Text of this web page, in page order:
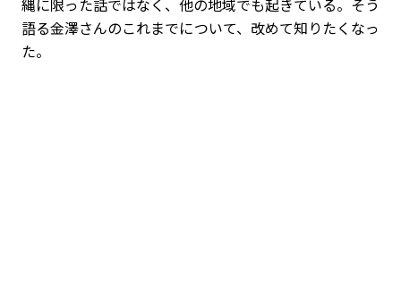
縄に限った話ではなく、他の地域でも起きている。そう
語る金澤さんのこれまでについて、改めて知りたくなっ
た。